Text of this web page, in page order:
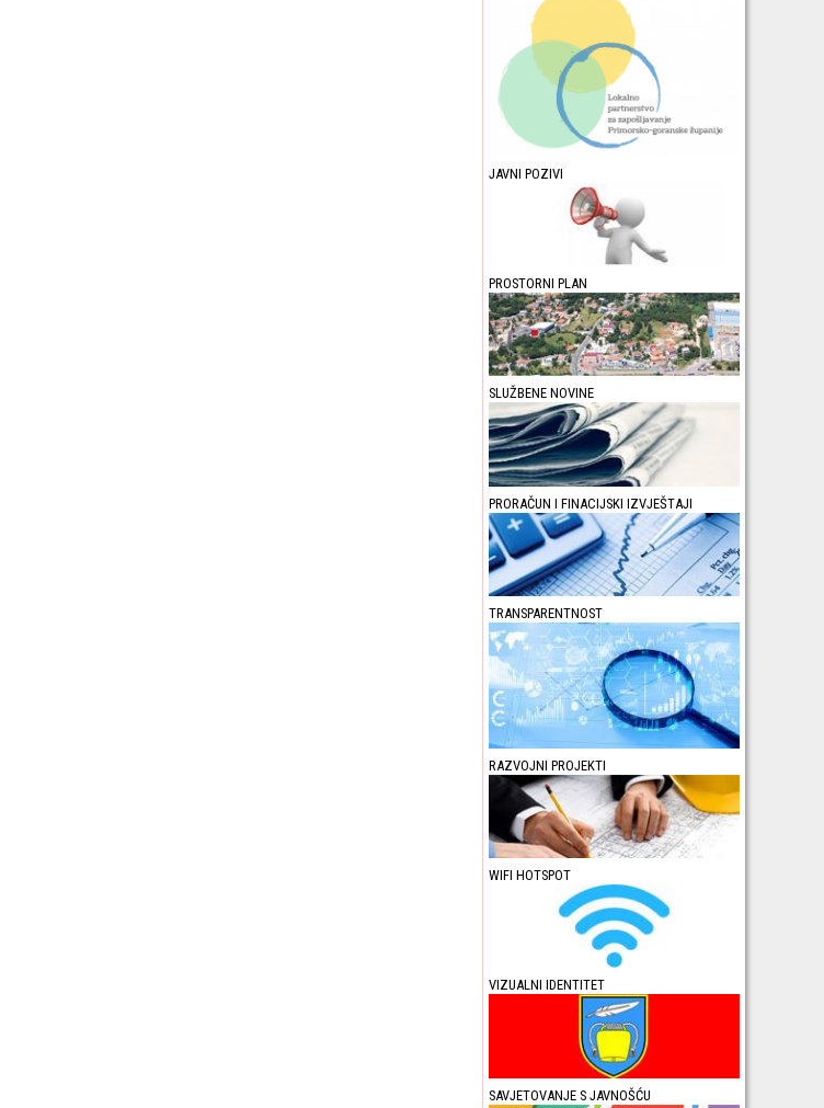
JAVNI POZIVI
PROSTORNI PLAN
SLUŽBENE NOVINE
PRORAČUN I FINACIJSKI IZVJEŠTAJI
TRANSPARENTNOST
RAZVOJNI PROJEKTI
WIFI HOTSPOT
VIZUALNI IDENTITET
SAVJETOVANJE S JAVNOŠĆU